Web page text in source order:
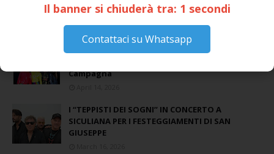
Il banner si chiuderà tra: 1 secondi
Contattaci su Whatsapp
SICULIANA
July 24, 2026
Siculiana, concerto del 1° Maggio 2026 in
Campagna
I “TEPPISTI DEI SOGNI” IN CONCERTO A
SICULIANA PER I FESTEGGIAMENTI DI SAN
GIUSEPPE